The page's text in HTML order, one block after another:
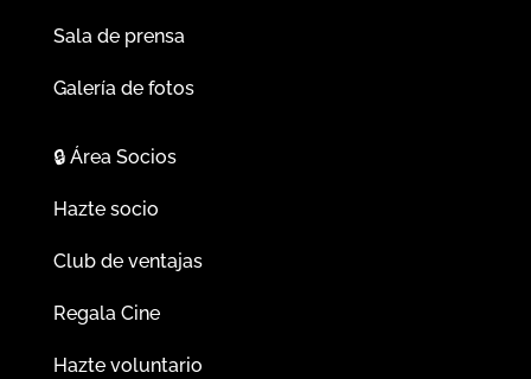
Sala de prensa
Galería de fotos
🔒Área Socios
Hazte socio
Club de ventajas
Regala Cine
Hazte voluntario